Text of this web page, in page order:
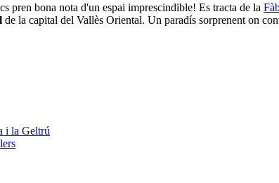
pren bona nota d'un espai imprescindible! Es tracta de la
de la capital del Vallès Oriental. Un paradís sorprenent on
i la Geltrú